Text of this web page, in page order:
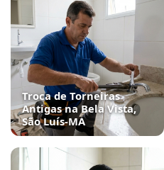
Troca de Torneiras
Antigas na Bela Vista,
São Luís‑MA